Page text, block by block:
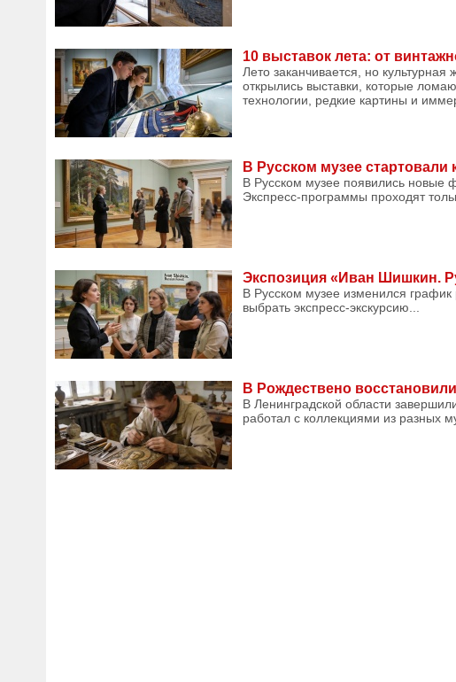
10 выставок лета: от
Лето заканчивается, но
открылись выставки, которые
технологии, редкие картины и
В Русском музее
В Русском музее появились новые
Экспресс-программы проходят
Экспозиция «Иван Шишкин.
В Русском музее изменился график
выбрать экспресс-экскурсию...
В Рождествено
В Ленинградской области
работал с коллекциями из разных